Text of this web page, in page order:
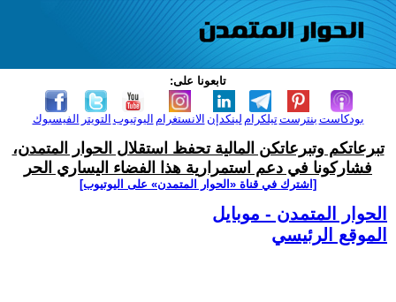
تابعونا على:
الفيسبوك التويتر اليوتيوب الانستغرام لينكدإن تيلكرامبنترست بودكاست
تبرعاتكم وتبرعاتكن المالية تحفظ استقلال الحوار المتمدن،
فشاركونا في دعم استمرارية هذا الفضاء اليساري الحر
[اشترك في قناة ‫«الحوار المتمدن» على اليوتيوب]
الحوار المتمدن - موبايل
الموقع الرئيسي